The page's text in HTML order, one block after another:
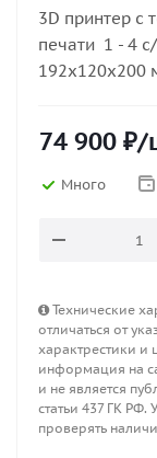
3D принтер с
печати 1 - 4
192x120x200
74 900 ₽/
Много
Технические
отличаться от
характрестики и
информация на
и не является
статьи 437 ГК
проверять